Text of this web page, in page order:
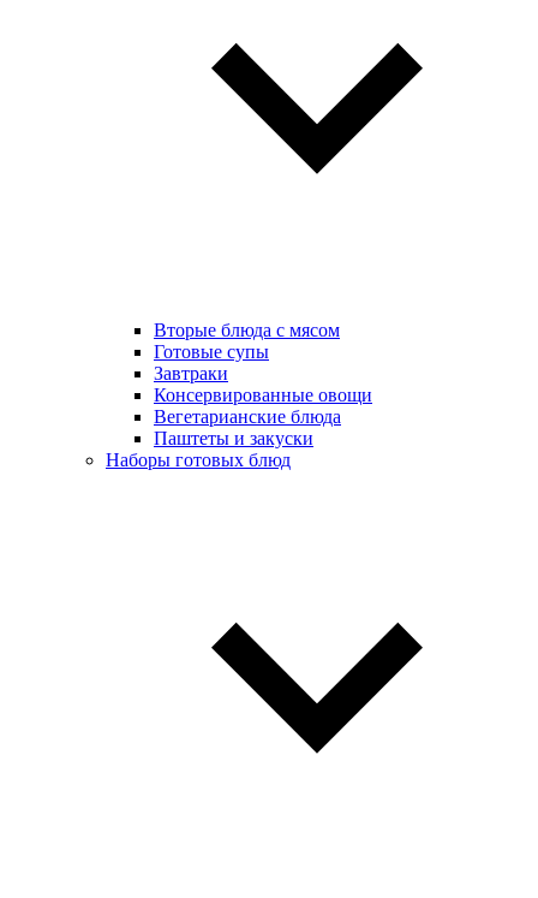
Вторые блюда с мясом
Готовые супы
Завтраки
Консервированные овощи
Вегетарианские блюда
Паштеты и закуски
Наборы готовых блюд